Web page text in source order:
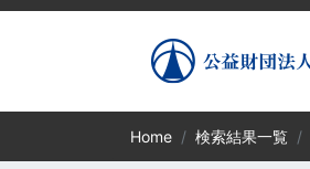
Home 検索結果一覧